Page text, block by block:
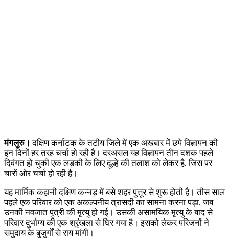
मंगलुरु। दक्षिण कर्नाटक के तटीय जिले में एक अखबार में छपे विज्ञापन की
इन दिनों हर तरह चर्चा हो रही है। दरअसल यह विज्ञापन तीन दशक पहले
दिवंगत हो चुकी एक लड़की के लिए दूल्हे की तलाश को लेकर है, जिस पर
चारों ओर चर्चा हो रही है।
यह मार्मिक कहानी दक्षिण कन्नड़ में बसे शहर पुत्तूर से शुरू होती है। तीस साल
पहले एक परिवार को एक अकल्पनीय त्रासदी का सामना करना पड़ा, जब
उनकी नवजात पुत्री की मृत्यु हो गई। उसकी असामयिक मृत्यु के बाद से
परिवार दुर्भाग्य की एक श्रृंखला से घिर गया है। इसको लेकर परिजनों ने
समुदाय के बुजुर्गों से राय मांगी।